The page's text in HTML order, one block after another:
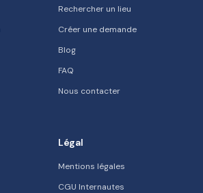
Rechercher un lieu
Créer une demande
Blog
FAQ
Nous contacter
Légal
Mentions légales
CGU Internautes